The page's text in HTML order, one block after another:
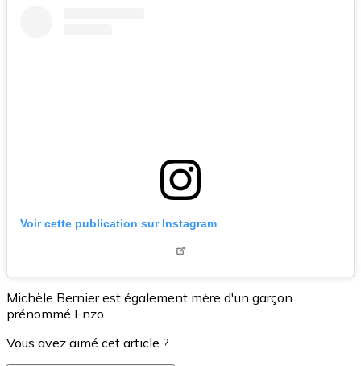
Voir cette publication sur Instagram
Michèle Bernier est également mère d'un garçon
prénommé Enzo.
Vous avez aimé cet article ?